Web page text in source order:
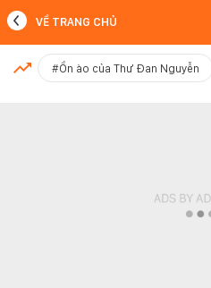
MỚI NHẤT
VỀ TRANG CHỦ
#Ồn ào của Thư Đan Nguyễn